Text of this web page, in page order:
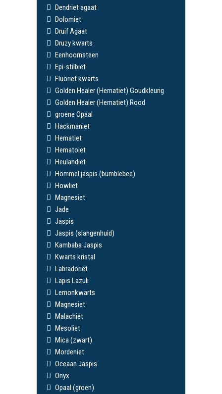
Dendriet agaat
Dolomiet
Druif Agaat
Druzy kwarts
Eenhoornsteen
Epi-stilbiet
Fluoriet kwarts
Golden Healer (Hematiet) Goudkleurig
Golden Healer (Hematiet) Rood
groene Opaal
Hackmaniet
Hematiet
Hematoiet
Heulandiet
Hommel jaspis (bumblebee)
Howliet
Magnesiet
Jade
Jaspis
Jaspis (slangenhuid)
Kambaba Jaspis
Kwarts kristal
Labradoriet
Lapis Lazuli
Lemonkwarts
Magnesiet
Malachiet
Mesoliet
Mica (zwart)
Mordeniet
Oceaan Jaspis
Onyx
Opaal (groen)